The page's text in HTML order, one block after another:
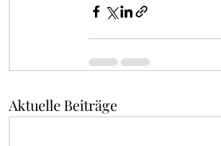
Aktuelle Beiträge